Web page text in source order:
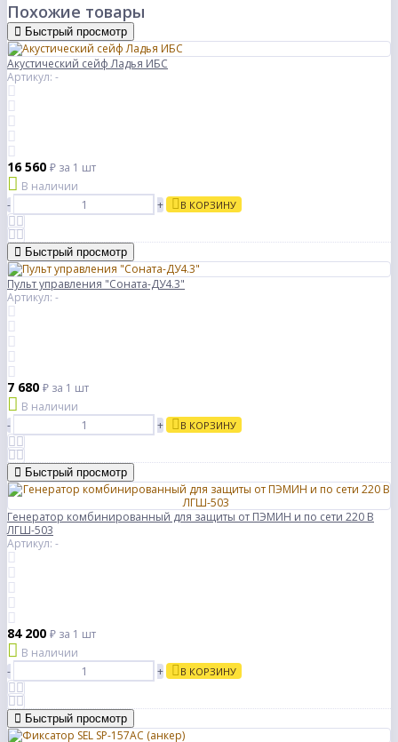
Похожие товары
Быстрый просмотр
Акустический сейф Ладья ИБС
Артикул: -
16 560 ₽ за 1 шт
В наличии
-
+ В КОРЗИНУ
Быстрый просмотр
Пульт управления "Соната-ДУ4.3"
Артикул: -
7 680 ₽ за 1 шт
В наличии
-
+ В КОРЗИНУ
Быстрый просмотр
Генератор комбинированный для защиты от ПЭМИН и по сети 220 В
ЛГШ-503
Артикул: -
84 200 ₽ за 1 шт
В наличии
-
+ В КОРЗИНУ
Быстрый просмотр